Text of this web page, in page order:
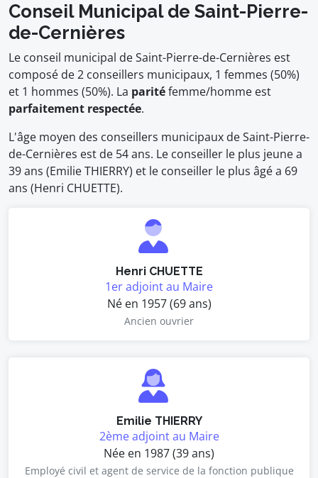
Conseil Municipal de Saint-Pierre-
de-Cernières
Le conseil municipal de Saint-Pierre-de-Cernières est
composé de 2 conseillers municipaux, 1 femmes (50%)
et 1 hommes (50%). La paritéfemme/homme est
parfaitement respectée.
L'âge moyen des conseillers municipaux de Saint-Pierre-
de-Cernières est de 54 ans. Le conseiller le plus jeune a
39 ans (Emilie THIERRY) et le conseiller le plus âgé a 69
ans (Henri CHUETTE).
Henri CHUETTE
1er adjoint au Maire
Né en 1957 (69 ans)
Ancien ouvrier
Emilie THIERRY
2ème adjoint au Maire
Née en 1987 (39 ans)
Employé civil et agent de service de la fonction publique